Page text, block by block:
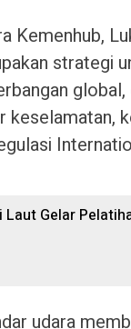
Kemenhub,
strategi
Gelar
udara